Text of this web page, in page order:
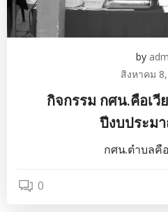
by
สิงหาคม
กิจกรรม กศน.คือเวี
ปีงบประม
กศน.ตำบลคื
0